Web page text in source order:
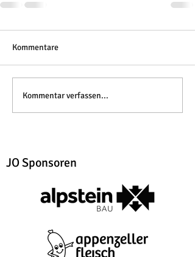
Kommentare
Kommentar verfassen...
JO Sponsoren